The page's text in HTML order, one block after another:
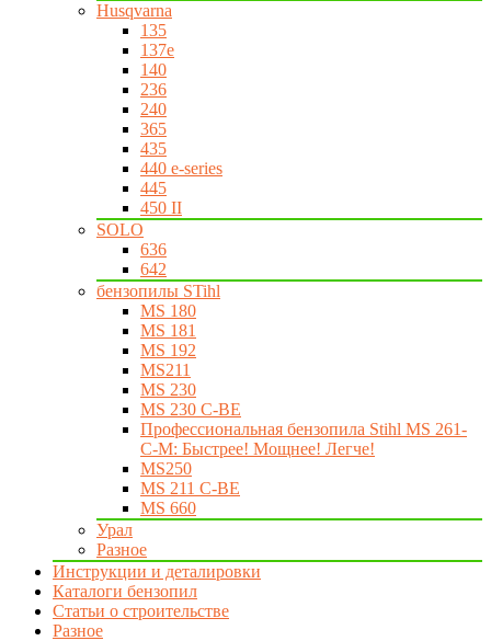
Husqvarna
135
137e
140
236
240
365
435
440 e-series
445
450 II
SOLO
636
642
бензопилы STihl
MS 180
MS 181
MS 192
MS211
MS 230
MS 230 C-BE
Профессиональная бензопила Stihl MS 261-
C-M: Быстрее! Мощнее! Легче!
MS250
MS 211 C-BE
MS 660
Урал
Разное
Инструкции и деталировки
Каталоги бензопил
Статьи о строительстве
Разное